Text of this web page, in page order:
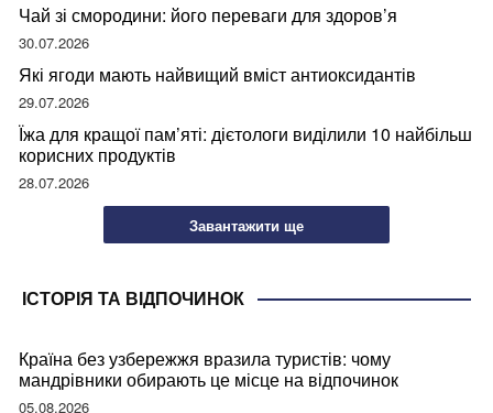
Чай зі смородини: його переваги для здоров’я
30.07.2026
Які ягоди мають найвищий вміст антиоксидантів
29.07.2026
Їжа для кращої пам’яті: дієтологи виділили 10 найбільш
корисних продуктів
28.07.2026
Завантажити ще
ІСТОРІЯ ТА ВІДПОЧИНОК
Країна без узбережжя вразила туристів: чому
мандрівники обирають це місце на відпочинок
05.08.2026